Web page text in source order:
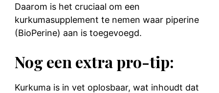
Daarom is het cruciaal om een
kurkumasupplement te nemen waar piperine
(BioPerine) aan is toegevoegd.
Nog een extra pro-tip:
Kurkuma is in vet oplosbaar, wat inhoudt dat